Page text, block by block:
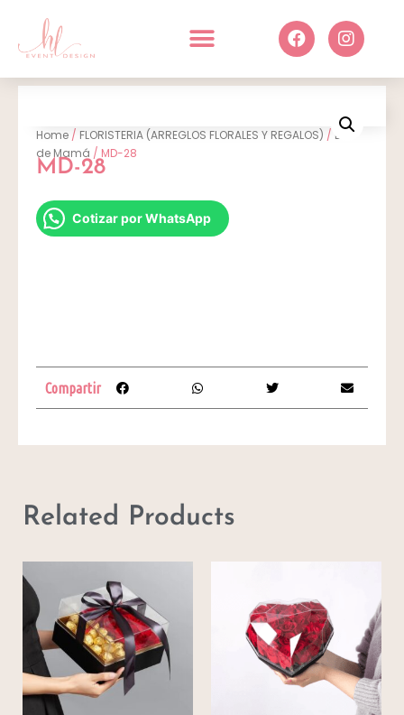
Home / FLORISTERIA (ARREGLOS FLORALES Y REGALOS) / Día
de Mamá / MD-28
MD-28
Cotizar por WhatsApp
Compartir
Related Products